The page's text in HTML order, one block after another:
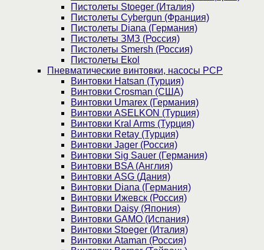
Пистолеты Stoeger (Италия)
Пистолеты Cybergun (Франция)
Пистолеты Diana (Германия)
Пистолеты ЗМЗ (Россия)
Пистолеты Smersh (Россия)
Пистолеты Ekol
Пневматические винтовки, насосы PCP
Винтовки Hatsan (Турция)
Винтовки Crosman (США)
Винтовки Umarex (Германия)
Винтовки ASELKON (Турция)
Винтовки Kral Arms (Турция)
Винтовки Retay (Турция)
Винтовки Jager (Россия)
Винтовки Sig Sauer (Германия)
Винтовки BSA (Англия)
Винтовки ASG (Дания)
Винтовки Diana (Германия)
Винтовки Ижевск (Россия)
Винтовки Daisy (Япония)
Винтовки GAMO (Испания)
Винтовки Stoeger (Италия)
Винтовки Ataman (Россия)